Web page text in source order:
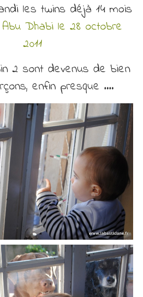
les twins déjà 14 mois
Abu Dhabi le 28 octobre
2011
2 sont devenus de bien
enfin presque ….